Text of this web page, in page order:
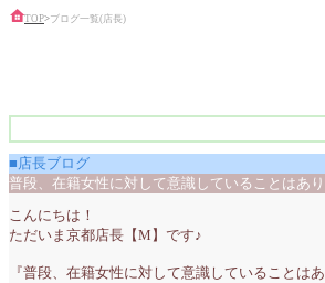
TOP>ブログ一覧(店長)
■店長ブログ
普段、在籍女性に対して意識していることはあ
こんにちは！
ただいま京都店長【M】です♪
『普段、在籍女性に対して意識していることは